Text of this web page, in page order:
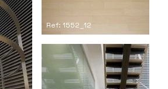
Ref: 1552_12